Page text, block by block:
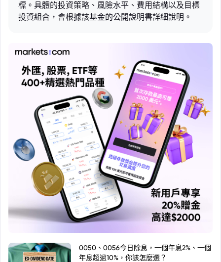
標。具體的投資策略、風險水平、費用結構以及目標
投資組合，會根據該基金的公開說明書詳細說明。
0050、0056今日除息，一個年息2%、一個
年息超過10%，你該怎麼選？